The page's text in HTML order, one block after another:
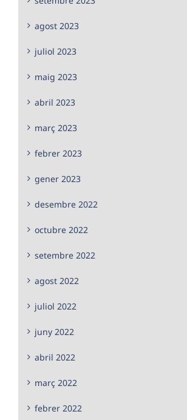
agost 2023
juliol 2023
maig 2023
abril 2023
març 2023
febrer 2023
gener 2023
desembre 2022
octubre 2022
setembre 2022
agost 2022
juliol 2022
juny 2022
abril 2022
març 2022
febrer 2022